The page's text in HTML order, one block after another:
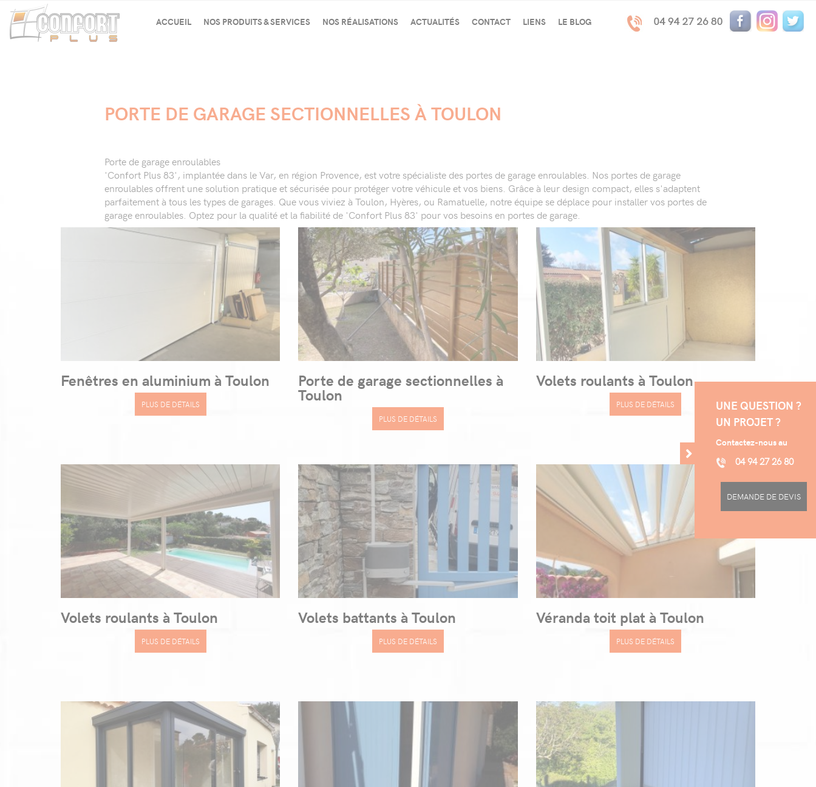
ACCUEIL NOS PRODUITS & SERVICES
GARAGE
FERMETURES
PERGOLA
ALARME / DOMOTIQUE
CARPORT
VERRIÈRE ACIER TYPE ATELIER
VERRIÈRES
BATARDEAUX ANTI-INONDATION
NOS RÉALISATIONS ACTUALITÉS CONTACT LIENS LE BLOG
PORTE DE GARAGE SECTIONNELLES À TOULON
Porte de garage enroulables
'Confort Plus 83', implantée dans le Var, en région Provence, est votre spécialiste des portes de garage enroulables. Nos portes de garage
enroulables offrent une solution pratique et sécurisée pour protéger votre véhicule et vos biens. Grâce à leur design compact, elles s'adaptent
parfaitement à tous les types de garages. Que vous viviez à Toulon, Hyères, ou Ramatuelle, notre équipe se déplace pour installer vos portes de
garage enroulables. Optez pour la qualité et la fiabilité de 'Confort Plus 83' pour vos besoins en portes de garage.
Fenêtres en aluminium à Toulon
PLUS DE DÉTAILS
Porte de garage sectionnelles à
Toulon
PLUS DE DÉTAILS
Volets roulants à Toulon
PLUS DE DÉTAILS
Volets roulants à Toulon
PLUS DE DÉTAILS
Volets battants à Toulon
PLUS DE DÉTAILS
Véranda toit plat à Toulon
PLUS DE DÉTAILS
UNE QUESTION ?
UN PROJET ?
Contactez-nous au
04 94 27 26 80
DEMANDE DE DEVIS
Panneau de gestion des cookies